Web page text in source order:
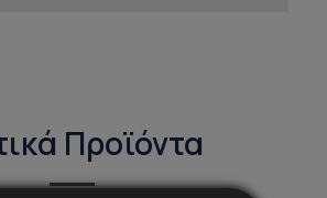
Προϊόντα